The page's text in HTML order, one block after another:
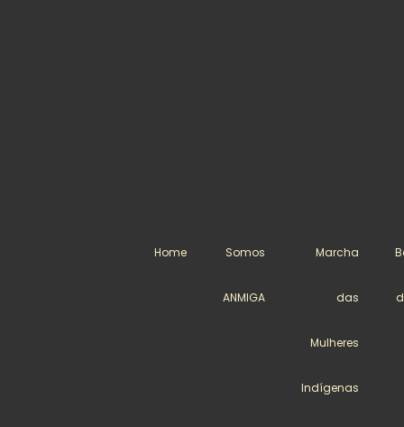
Home Somos
ANMIGA
Marcha
das
Mulheres
Indígenas